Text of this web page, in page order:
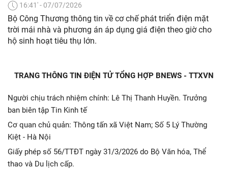
16:41' - 07/07/2026
Bộ Công Thương thông tin về cơ chế phát triển điện mặt
trời mái nhà và phương án áp dụng giá điện theo giờ cho
hộ sinh hoạt tiêu thụ lớn.
TRANG THÔNG TIN ĐIỆN TỬ TỔNG HỢP BNEWS - TTXVN
Người chịu trách nhiệm chính: Lê Thị Thanh Huyền. Trưởng
ban biên tập Tin Kinh tế
Cơ quan chủ quản: Thông tấn xã Việt Nam; Số 5 Lý Thường
Kiệt - Hà Nội
Giấy phép số 56/TTĐT ngày 31/3/2026 do Bộ Văn hóa, Thể
thao và Du lịch cấp.